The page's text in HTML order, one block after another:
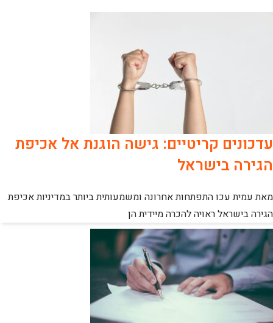
עדכונים קריטיים: גישה הוגנת אל אכיפת
הגירה בישראל
מאת עמית עכו התפתחות אחרונה ומשמעותית ביותר במדיניות אכיפת
הגירה בישראל ראויה להכרה מיידית הן